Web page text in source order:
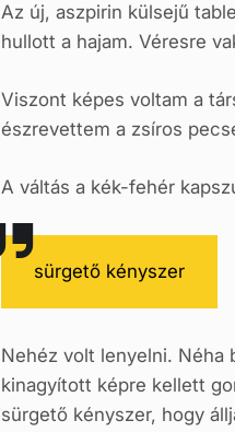
Az új, aszpirin külsejű
hullott a hajam. Véresre
Viszont képes voltam a
észrevettem a zsíros
A váltás a kék-fehér
sürgető kényszer
Nehéz volt lenyelni. Néha
kinagyított képre kellett
sürgető kényszer, hogy